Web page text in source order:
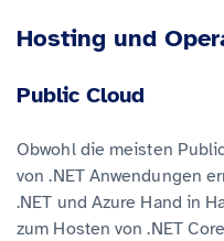
Hosting und
Public Cloud
Obwohl die meisten
von .NET Anwendungen
.NET und Azure Hand in
zum Hosten von .NET